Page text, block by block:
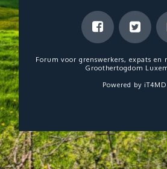
Forum voor grenswerkers, expats en
Groothertogdom
Powered by iT4MD